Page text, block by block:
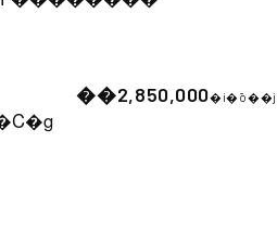
��2,850,000�i�ō��j